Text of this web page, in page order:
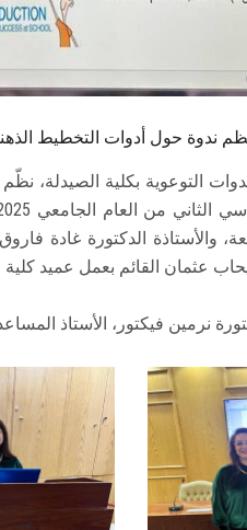
حول أدوات التخطيط الذهني
التوعوية بكلية الصيدلة،
والأستاذة الدكتورة غادة
عثمان القائم بعمل عميد كلية
نرمين فيكتور، الأستاذ